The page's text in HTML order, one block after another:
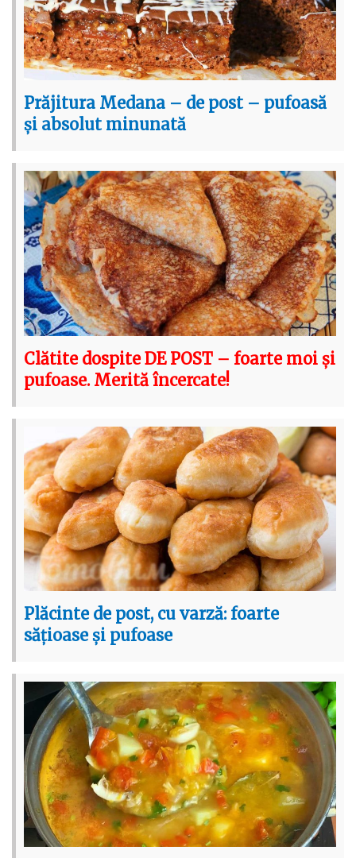
Prăjitura Medana – de post – pufoasă
și absolut minunată
Clătite dospite DE POST – foarte moi și
pufoase. Merită încercate!
Plăcinte de post, cu varză: foarte
sățioase și pufoase